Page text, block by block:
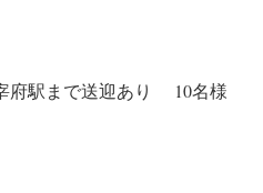
府駅まで送迎あり 10名様